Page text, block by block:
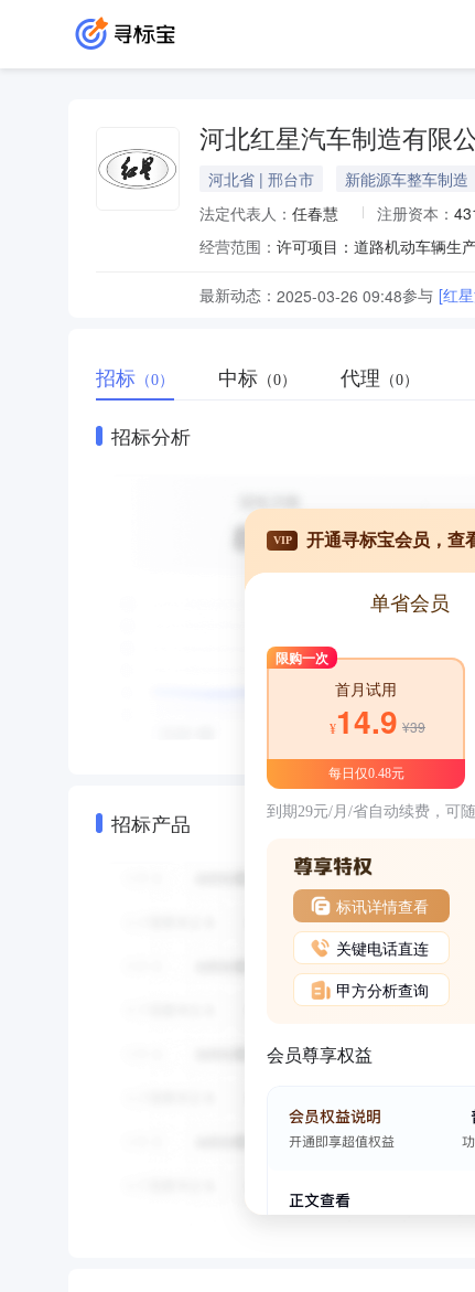
河北红星汽车制造有限
河北省 | 邢台市 新能源车整车制造
法定代表人： 任春慧 注册资本：
经营范围：
最新动态： 2025-03-26 09:48参与 [红
招标 （0） 中标 （0） 代理 （0）
招标分析
招标产品
VIP 开通寻标宝会员，查
单省会员
限购一次
首月试用
¥14.9 ¥39
每日仅0.48元
到期29元/月/省自动续费，可随
标讯详情查看
关键电话直连
甲方分析查询
会员尊享权益